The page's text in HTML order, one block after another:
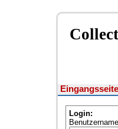
Eingangsseite
Login:
Benutzername